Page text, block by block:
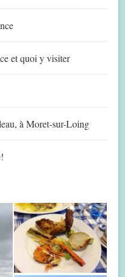
et quoi y visiter
à Moret-sur-Loing